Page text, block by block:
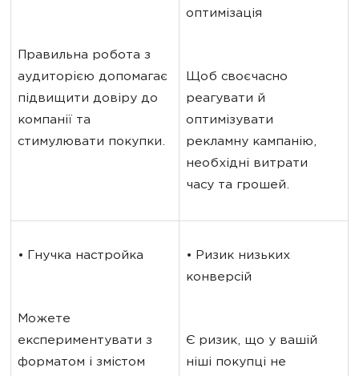
Правильна робота з
аудиторією допомагає
підвищити довіру до
компанії та
стимулювати покупки.
оптимізація
Щоб своєчасно
реагувати й
оптимізувати
рекламну кампанію,
необхідні витрати
часу та грошей.
• Гнучка настройка
Можете
експериментувати з
форматом і змістом
• Ризик низьких
конверсій
Є ризик, що у вашій
ніші покупці не